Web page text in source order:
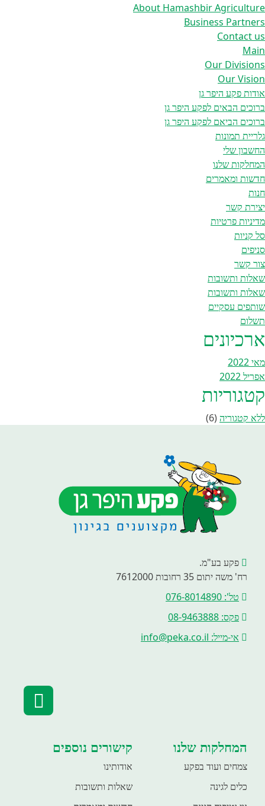
About Hamashbir Agriculture
Business Partners
Contact us
Main
Our Divisions
Our Vision
אודות פקע היפר גן
ברוכים הבאים לפקע היפר גן
ברוכים הביאם לפקע היפר גן
גלריית תמונות
החשבון שלי
המחלקות שלנו
חדשות ומאמרים
חנות
יצירת קשר
מדיניות פרטיות
סל קניות
סניפים
צור קשר
שאלות ותשובות
שאלות ותשובות
שותפים עסקיים
תשלום
ארכיונים
מאי 2022
אפריל 2022
קטגוריות
ללא קטגוריה(6)
פקע בע"מ.
רח' משה יתום 35 רחובות 7612000
טל': 076-8014890
פקס: 08-9463888
אי-מייל: info@peka.co.il
המחלקות שלנו
צמחים ועוד בפקע
כלים לגינה
קישורים נוספים
אודותינו
שאלות ותשובות